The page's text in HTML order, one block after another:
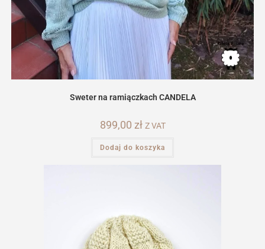
Sweter na ramiączkach CANDELA
899,00 zł Z VAT
Dodaj do koszyka